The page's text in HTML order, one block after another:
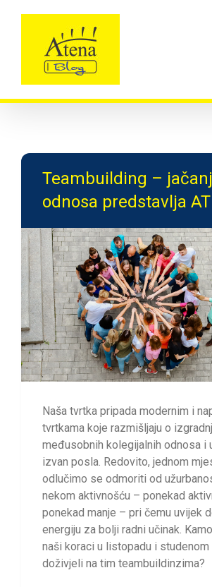
Teambuilding –
odnosa predstavlja
Naša tvrtka pripada modernim i
tvrtkama koje razmišljaju o
međusobnih kolegijalnih odnosa i
izvan posla. Redovito, jednom
odlučimo se odmoriti od
nekom aktivnošću – ponekad
ponekad manje – pri čemu uvijek
energiju za bolji radni učinak.
naši koraci u listopadu i
doživjeli na tim teambuildinzima?